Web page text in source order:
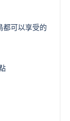
都可以享受的